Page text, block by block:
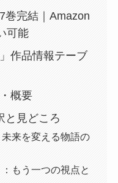
巻完結｜Amazon
可能
作品情報テーブ
概要
と見どころ
来を変える物語の
もう一つの視点と